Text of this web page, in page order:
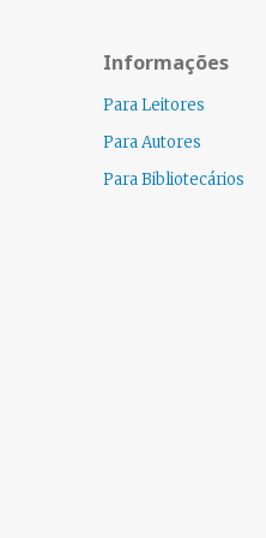
Informações
Para Leitores
Para Autores
Para Bibliotecários